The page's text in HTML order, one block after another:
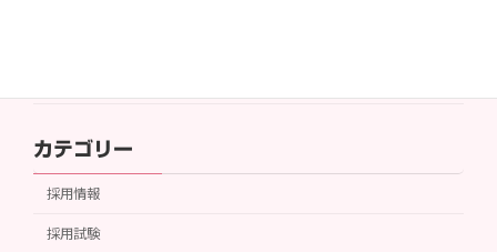
カテゴリー
採用情報
採用試験